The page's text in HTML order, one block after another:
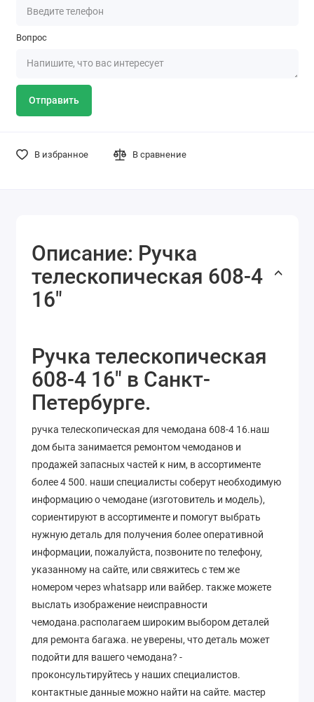
Вопрос
Отправить
В избранное В сравнение
Описание: Ручка
телескопическая 608-4
16"
Ручка телескопическая
608-4 16" в Санкт-
Петербурге.
ручка телескопическая для чемодана 608-4 16.наш
дом быта занимается ремонтом чемоданов и
продажей запасных частей к ним, в ассортименте
более 4 500. наши специалисты соберут необходимую
информацию о чемодане (изготовитель и модель),
сориентируют в ассортименте и помогут выбрать
нужную деталь для получения более оперативной
информации, пожалуйста, позвоните по телефону,
указанному на сайте, или свяжитесь с тем же
номером через whatsapp или вайбер. также можете
выслать изображение неисправности
чемодана.располагаем широким выбором деталей
для ремонта багажа. не уверены, что деталь может
подойти для вашего чемодана? -
проконсультируйтесь у наших специалистов.
контактные данные можно найти на сайте. мастер